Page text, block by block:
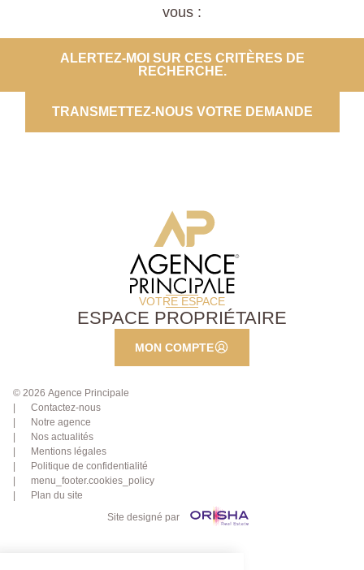
vous :
ALERTEZ-MOI SUR CES CRITÈRES DE
RECHERCHE.
TRANSMETTEZ-NOUS VOTRE DEMANDE
VOTRE ESPACE
ESPACE PROPRIÉTAIRE
MON COMPTE
© 2026 Agence Principale
Contactez-nous
Notre agence
Nos actualités
Mentions légales
Politique de confidentialité
menu_footer.cookies_policy
Plan du site
Site designé par